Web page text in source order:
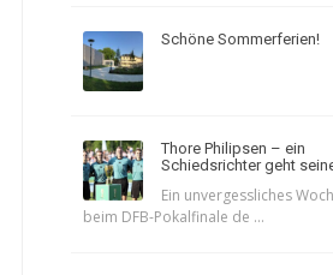
Schöne Sommerferien!
Thore Philipsen – ein
Schiedsrichter geht
Ein unvergessliches
beim DFB-Pokalfinale de ...